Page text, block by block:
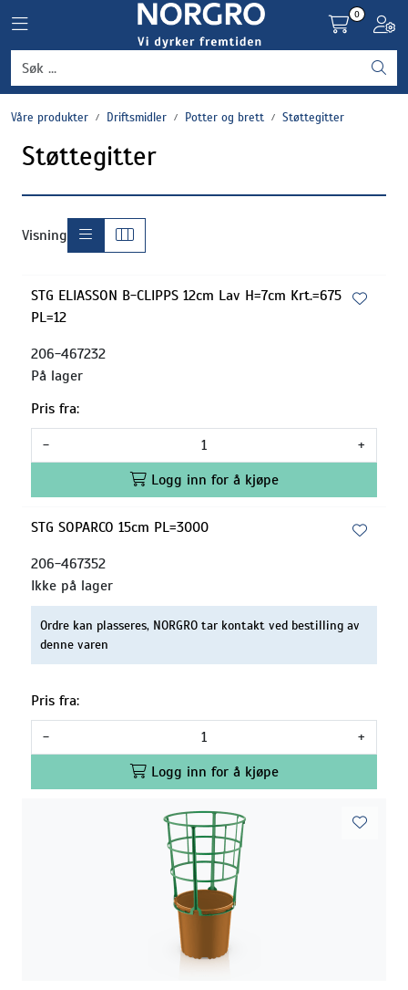
Toggle navigation
0
Våre produkter Driftsmidler Potter og brett Støttegitter
Støttegitter
Visning
STG ELIASSON B-CLIPPS 12cm Lav H=7cm Krt.=675
PL=12
206-467232
På lager
Pris fra:
-
+
Logg inn for å kjøpe
STG SOPARCO 15cm PL=3000
206-467352
Ikke på lager
Ordre kan plasseres, NORGRO tar kontakt ved bestilling av
denne varen
Pris fra:
-
+
Logg inn for å kjøpe
Grønnsaker
Settepotet og setteløk
Frukt og bær
Plantevern og nyttedyr
Driftsmidler